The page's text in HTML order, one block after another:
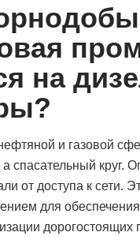
на
и газовой
спасательный круг.
от доступа к сети.
для
дорогостоящих